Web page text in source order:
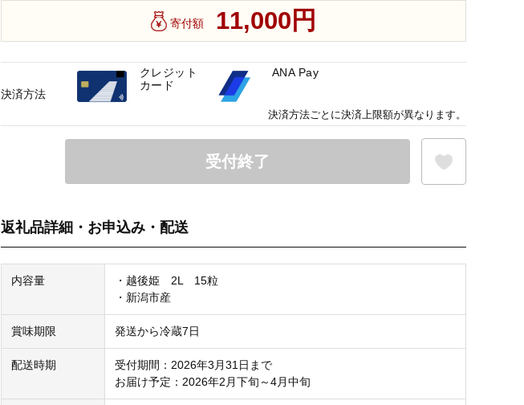
寄付額 11,000円
受付終了
返礼品詳細・お申込み・配送
内容量
・越後姫 2L 15粒
・新潟市産
賞味期限 発送から冷蔵7日
配送時期
受付期間：2026年3月31日まで
お届け予定：2026年2月下旬～4月中旬
決済方法
クレジット
カード
ANA Pay
決済方法ごとに決済上限額が異なります。